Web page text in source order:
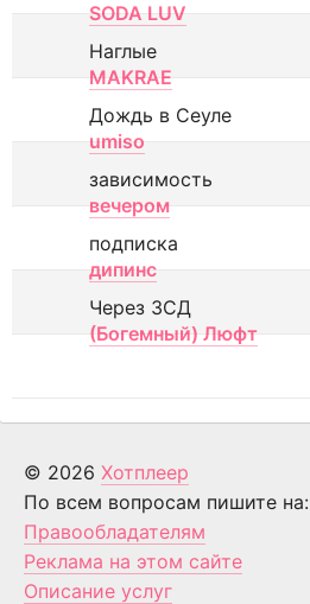
SODA LUV
Наглые
MAKRAE
Дождь в Сеуле
umiso
зависимость
вечером
подписка
дипинс
Через ЗСД
(Богемный) Люфт
© 2026 Хотплеер
По всем вопросам пишите на:
Правообладателям
Реклама на этом сайте
Описание услуг